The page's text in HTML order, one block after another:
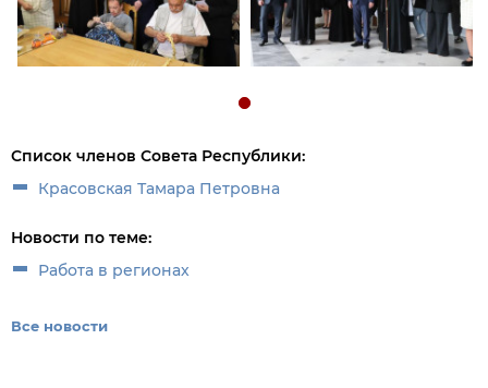
Список членов Совета Республики:
Красовская Тамара Петровна
Новости по теме:
Работа в регионах
Все новости